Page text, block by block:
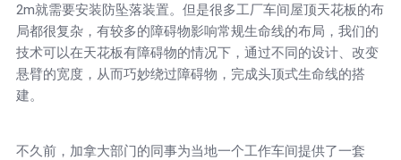
2m就需要安装防坠落装置。但是很多工厂车间屋顶天花板的布
局都很复杂，有较多的障碍物影响常规生命线的布局，我们的
技术可以在天花板有障碍物的情况下，通过不同的设计、改变
悬臂的宽度，从而巧妙绕过障碍物，完成头顶式生命线的搭
建。
不久前，加拿大部门的同事为当地一个工作车间提供了一套